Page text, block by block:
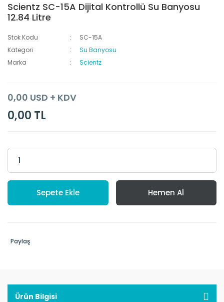
Scientz SC-15A Dijital Kontrollü Su Banyosu
12.84 Litre
Stok Kodu
SC-15A
Kategori
Su Banyosu
Marka
Scientz
0,00 USD + KDV
0,00 TL
Sepete Ekle Hemen Al
Paylaş
Ürün Bilgisi